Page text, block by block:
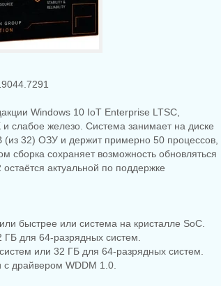
Windows 10 IoT Enterprise LTSC,
слабое железо. Система занимает на диске
(из 32) ОЗУ и держит примерно 50 процессов,
сборка сохраняет возможность обновляться
актуальной по поддержке
быстрее или система на кристалле SoC.
для 64-разрядных систем.
или 32 ГБ для 64-разрядных систем.
драйвером WDDM 1.0.